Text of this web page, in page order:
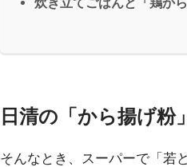
日清の「から揚げ粉
そんなとき、スーパーで「若